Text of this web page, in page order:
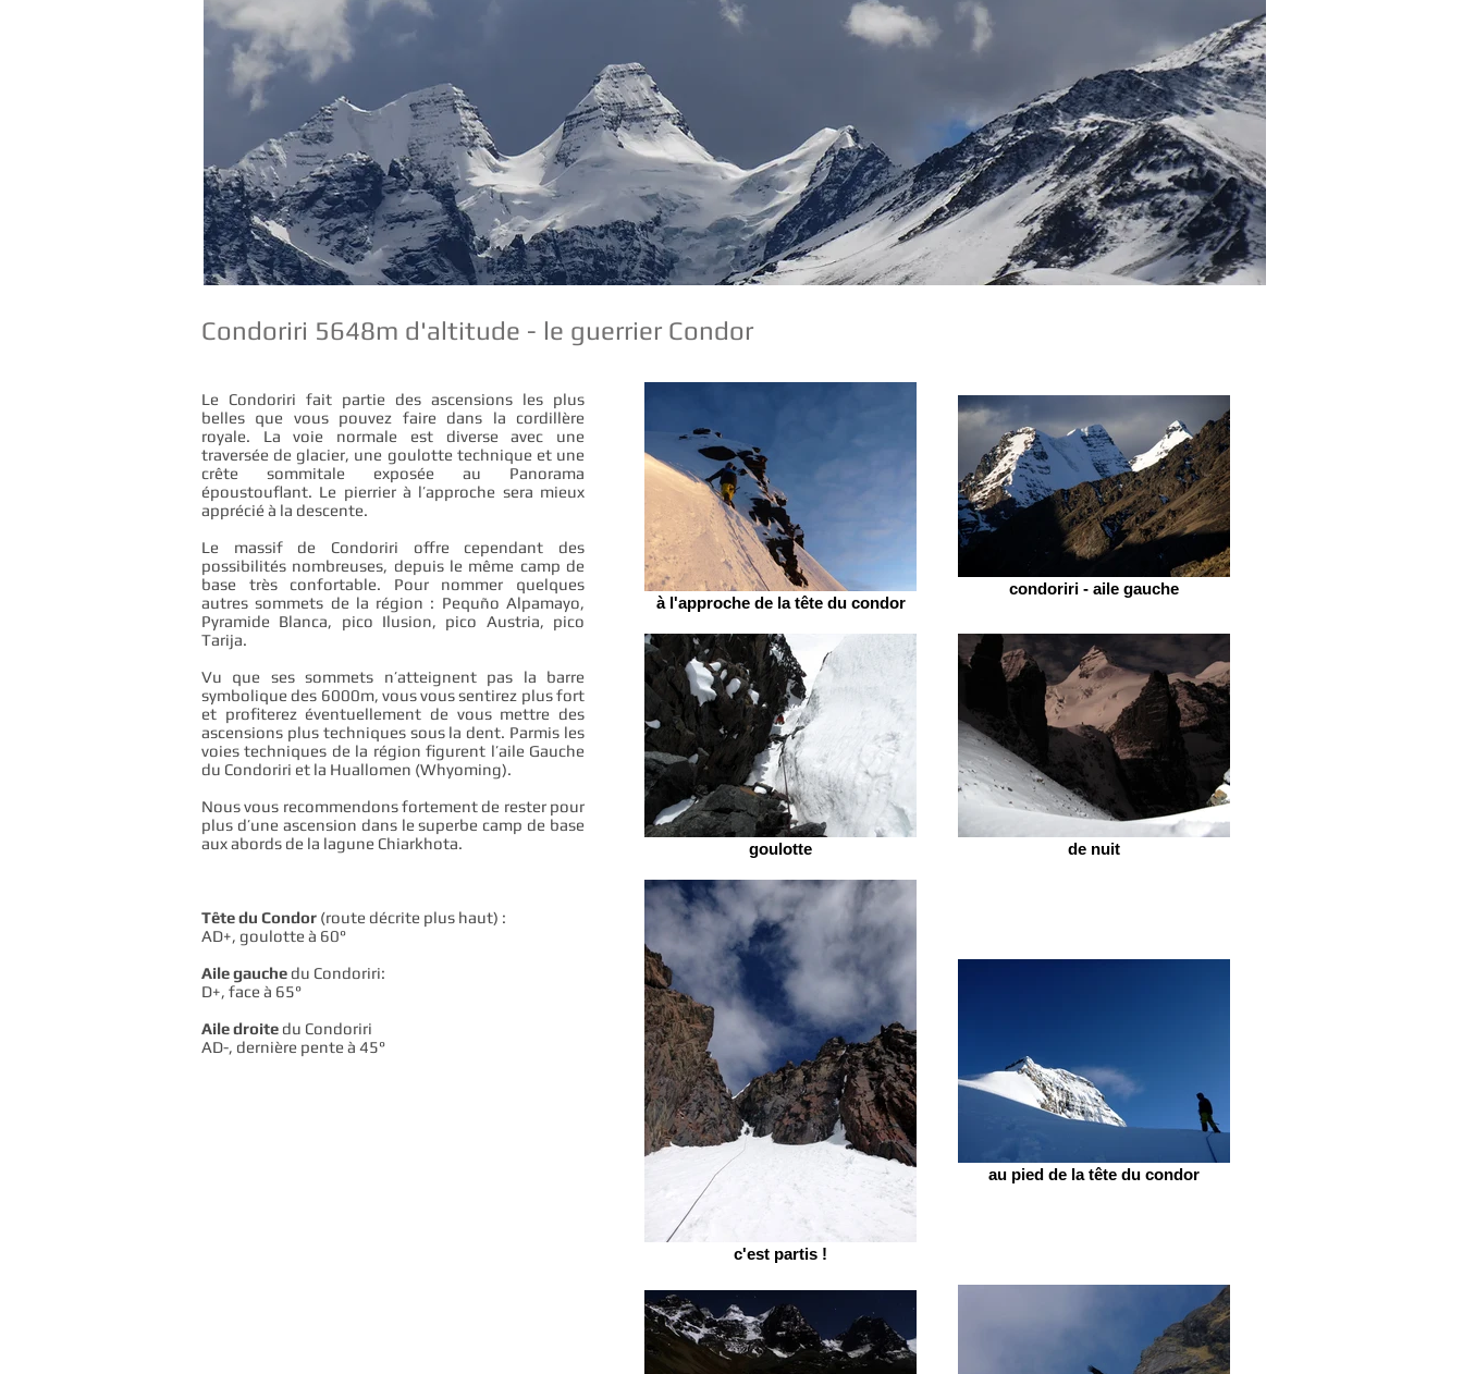
Condoriri 5648m d'altitude - le guerrier Condor
Le Condoriri fait partie des ascensions les plus
belles que vous pouvez faire dans la cordillère
royale. La voie normale est diverse avec une
traversée de glacier, une goulotte technique et une
crête sommitale exposée au Panorama
époustouflant. Le pierrier à l’approche sera mieux
apprécié à la descente.
Le massif de Condoriri offre cependant des
possibilités nombreuses, depuis le même camp de
base très confortable. Pour nommer quelques
autres sommets de la région : Pequño Alpamayo,
Pyramide Blanca, pico Ilusion, pico Austria, pico
Tarija.
Vu que ses sommets n’atteignent pas la barre
symbolique des 6000m, vous vous sentirez plus fort
et profiterez éventuellement de vous mettre des
ascensions plus techniques sous la dent. Parmis les
voies techniques de la région figurent l’aile Gauche
du Condoriri et la Huallomen (Whyoming).
Nous vous recommendons fortement de rester pour
plus d’une ascension dans le superbe camp de base
aux abords de la lagune Chiarkhota.
Tête du Condor (route décrite plus haut) :
AD+, goulotte à 60°
Aile gauche du Condoriri:
D+, face à 65°
Aile droite du Condoriri
AD-, dernière pente à 45°
à l'approche de la tête du condor
condoriri - aile gauche
goulotte de nuit
c'est partis !
au pied de la tête du condor